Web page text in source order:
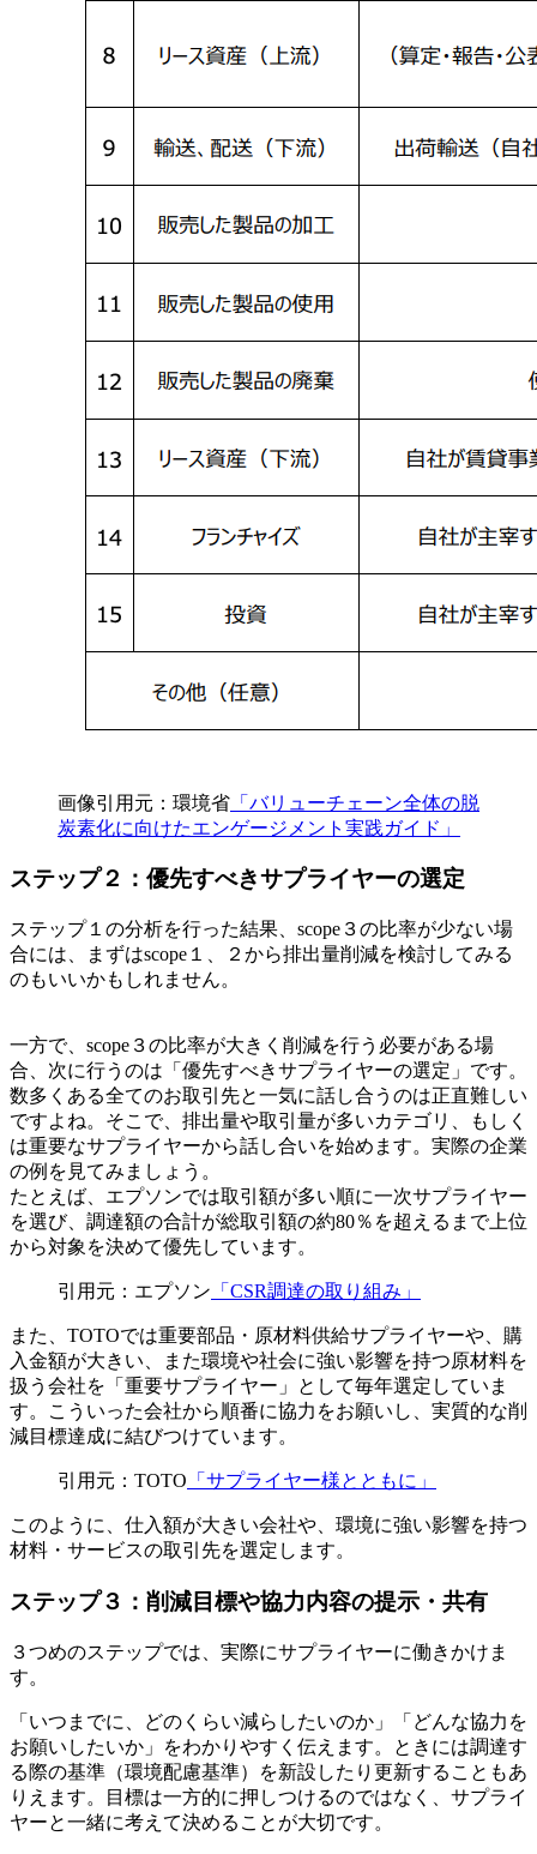
画像引用元：環境省 「バリューチェーン全体の脱
炭素化に向けたエンゲージメント実践ガイド」
ステップ２：優先すべきサプライヤーの選定
ステップ１の分析を行った結果、scope３の比率が少ない場
合には、まずはscope１、２から排出量削減を検討してみる
のもいいかもしれません。
一方で、scope３の比率が大きく削減を行う必要がある場
合、次に行うのは「優先すべきサプライヤーの選定」です。
数多くある全てのお取引先と一気に話し合うのは正直難しい
ですよね。そこで、排出量や取引量が多いカテゴリ、もしく
は重要なサプライヤーから話し合いを始めます。実際の企業
の例を見てみましょう。
たとえば、エプソンでは取引額が多い順に一次サプライヤー
を選び、調達額の合計が総取引額の約80％を超えるまで上位
から対象を決めて優先しています。
引用元：エプソン 「CSR調達の取り組み」
また、TOTOでは重要部品・原材料供給サプライヤーや、購
入金額が大きい、また環境や社会に強い影響を持つ原材料を
扱う会社を「重要サプライヤー」として毎年選定していま
す。こういった会社から順番に協力をお願いし、実質的な削
減目標達成に結びつけています。
引用元：TOTO 「サプライヤー様とともに」
このように、仕入額が大きい会社や、環境に強い影響を持つ
材料・サービスの取引先を選定します。
ステップ３：削減目標や協力内容の提示・共有
３つめのステップでは、実際にサプライヤーに働きかけま
す。
「いつまでに、どのくらい減らしたいのか」「どんな協力を
お願いしたいか」をわかりやすく伝えます。ときには調達す
る際の基準（環境配慮基準）を新設したり更新することもあ
りえます。目標は一方的に押しつけるのではなく、サプライ
ヤーと一緒に考えて決めることが大切です。